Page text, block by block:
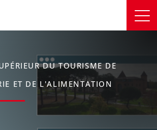
DU TOURISME DE
ET DE L'ALIMENTATION